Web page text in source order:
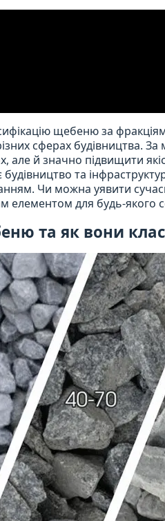
щебеню за
сферах будівництва.
але й значно підвищити
та
Чи можна уявити
елементом для будь-якого
та як вони